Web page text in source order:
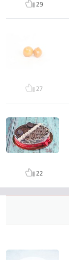
29
27
22